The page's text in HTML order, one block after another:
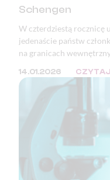
Schengen
W czterdziestą rocznicę
jedenaście państw
na granicach
granicy z Niemcami. Podstawowe wolności Unii Europejskiej,
takie jak prawo
chronione.
jedno z największych
kontynentu — jest
14.01.2026